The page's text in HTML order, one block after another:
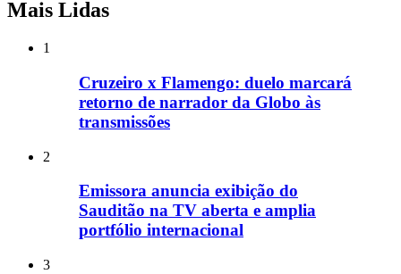
Mais Lidas
1
Cruzeiro x Flamengo: duelo marcará
retorno de narrador da Globo às
transmissões
2
Emissora anuncia exibição do
Sauditão na TV aberta e amplia
portfólio internacional
3